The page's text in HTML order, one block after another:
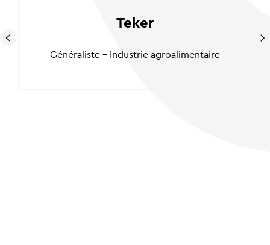
Teker
Généraliste - Industrie agroalimentaire